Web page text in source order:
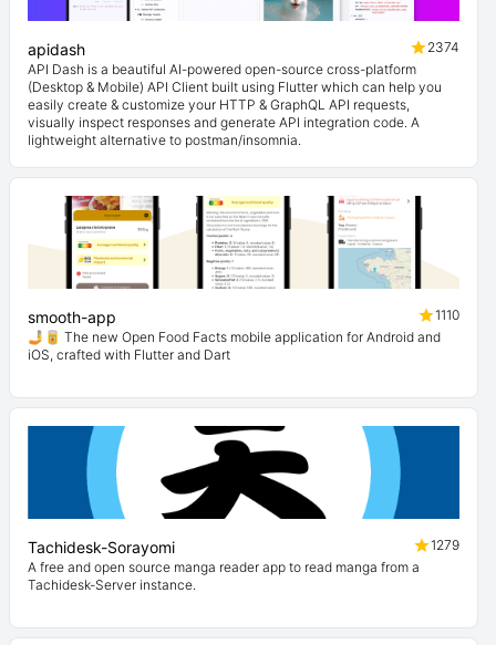
apidash
2374
API Dash is a beautiful AI-powered open-source cross-platform
(Desktop & Mobile) API Client built using Flutter which can help you
easily create & customize your HTTP & GraphQL API requests,
visually inspect responses and generate API integration code. A
lightweight alternative to postman/insomnia.
smooth-app
1110
🤳🥫 The new Open Food Facts mobile application for Android and
iOS, crafted with Flutter and Dart
Tachidesk-Sorayomi
1279
A free and open source manga reader app to read manga from a
Tachidesk-Server instance.